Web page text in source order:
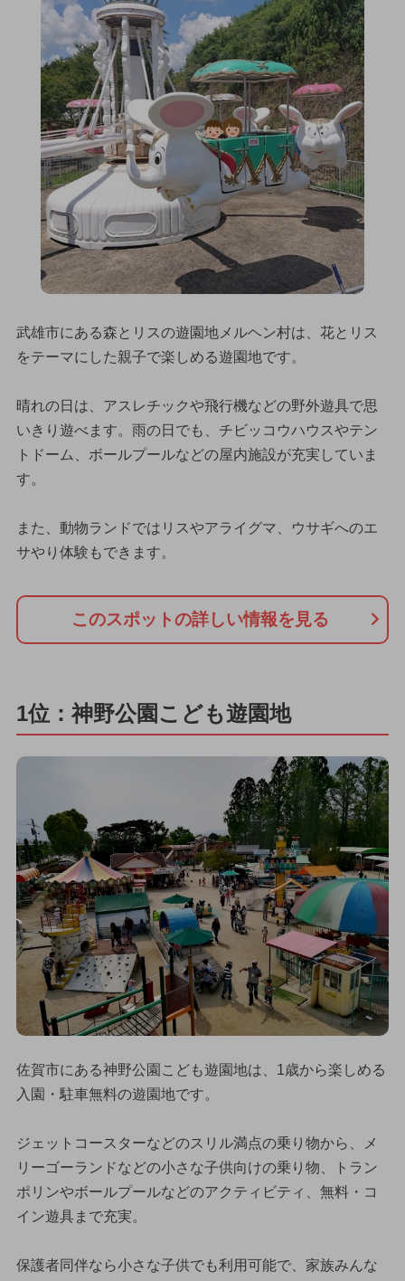
武雄市にある森とリスの遊園地メルヘン村は、花とリス
をテーマにした親子で楽しめる遊園地です。
晴れの日は、アスレチックや飛行機などの野外遊具で思
いきり遊べます。雨の日でも、チビッコウハウスやテン
トドーム、ボールプールなどの屋内施設が充実していま
す。
また、動物ランドではリスやアライグマ、ウサギへのエ
サやり体験もできます。
このスポットの詳しい情報を見る
1位：神野公園こども遊園地
佐賀市にある神野公園こども遊園地は、1歳から楽しめる
入園・駐車無料の遊園地です。
ジェットコースターなどのスリル満点の乗り物から、メ
リーゴーランドなどの小さな子供向けの乗り物、トラン
ポリンやボールプールなどのアクティビティ、無料・コ
イン遊具まで充実。
保護者同伴なら小さな子供でも利用可能で、家族みんな